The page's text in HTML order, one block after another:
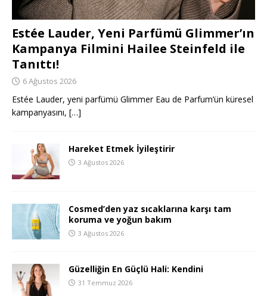
Estée Lauder, Yeni Parfümü Glimmer’ın
Kampanya Filmini Hailee Steinfeld ile
Tanıttı!
6 Ağustos 2026
Estée Lauder, yeni parfümü Glimmer Eau de Parfum’ün küresel
kampanyasını, […]
Hareket Etmek İyileştirir
3 Ağustos 2026
Cosmed’den yaz sıcaklarına karşı tam
koruma ve yoğun bakım
3 Ağustos 2026
Güzelliğin En Güçlü Hali: Kendini
31 Temmuz 2026